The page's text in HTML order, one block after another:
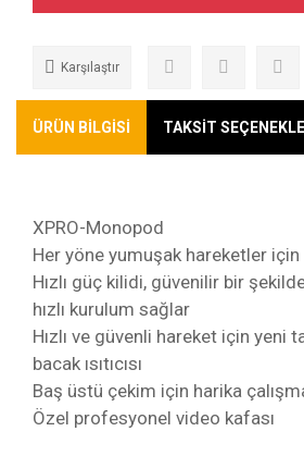
Karşılaştır
ÜRÜN BİLGİSİ TAKSİT
XPRO-Monopod
Her yöne yumuşak hareketler için
Hızlı güç kilidi, güvenilir bir
hızlı kurulum sağlar
Hızlı ve güvenli hareket için yeni
bacak ısıtıcısı
Baş üstü çekim için harika
Özel profesyonel video kafası